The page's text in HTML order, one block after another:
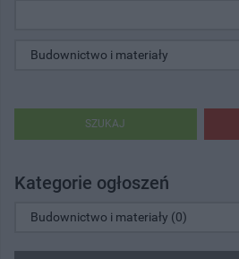
SZUKAJ
Kategorie ogłoszeń